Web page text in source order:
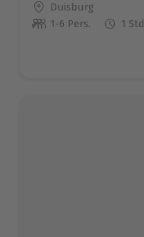
Standort
Duisburg
Anzahl der Teilnehmer
1-6 Pers. 1 Std